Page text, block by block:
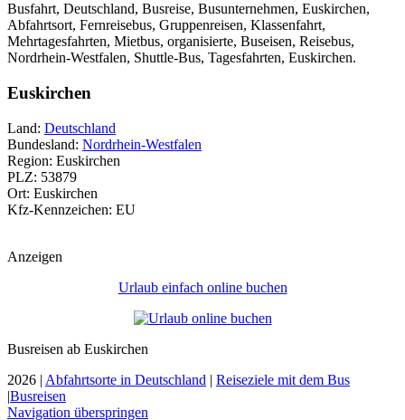
Busfahrt, Deutschland, Busreise, Busunternehmen, Euskirchen,
Abfahrtsort, Fernreisebus, Gruppenreisen, Klassenfahrt,
Mehrtagesfahrten, Mietbus, organisierte, Buseisen, Reisebus,
Nordrhein-Westfalen, Shuttle-Bus, Tagesfahrten, Euskirchen.
Euskirchen
Land: Deutschland
Bundesland: Nordrhein-Westfalen
Region: Euskirchen
PLZ: 53879
Ort: Euskirchen
Kfz-Kennzeichen: EU
Anzeigen
Urlaub einfach online buchen
Busreisen ab Euskirchen
2026 | Abfahrtsorte in Deutschland | Reiseziele mit dem Bus
|Busreisen
Navigation überspringen